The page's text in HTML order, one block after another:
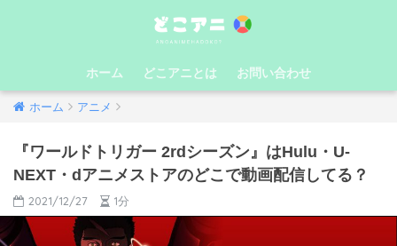
ホーム どこアニとは お問い合わせ
ホーム アニメ
『ワールドトリガー 2rdシーズン』はHulu・U-
NEXT・dアニメストアのどこで動画配信してる？
2021/12/27 1分